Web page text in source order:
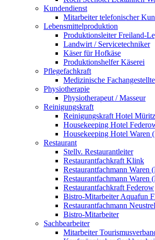
Kundendienst
Mitarbeiter telefonischer
Lebensmittelproduktion
Produktionsleiter Freiland-
Landwirt / Servicetechniker
Käser für Hofkäse
Produktionshelfer Käserei
Pflegefachkraft
Medizinische Fachangestellte
Physiotherapie
Physiotherapeut / Masseur
Reinigungskraft
Reinigungskraft Hotel
Housekeeping Hotel
Housekeeping Hotel Waren
Restaurant
Stellv. Restaurantleiter
Restaurantfachkraft Klink
Restaurantfachmann Waren
Restaurantfachmann Waren
Restaurantfachkraft Federow
Bistro-Mitarbeiter Aquafun
Restaurantfachmann
Bistro-Mitarbeiter
Sachbearbeiter
Mitarbeiter